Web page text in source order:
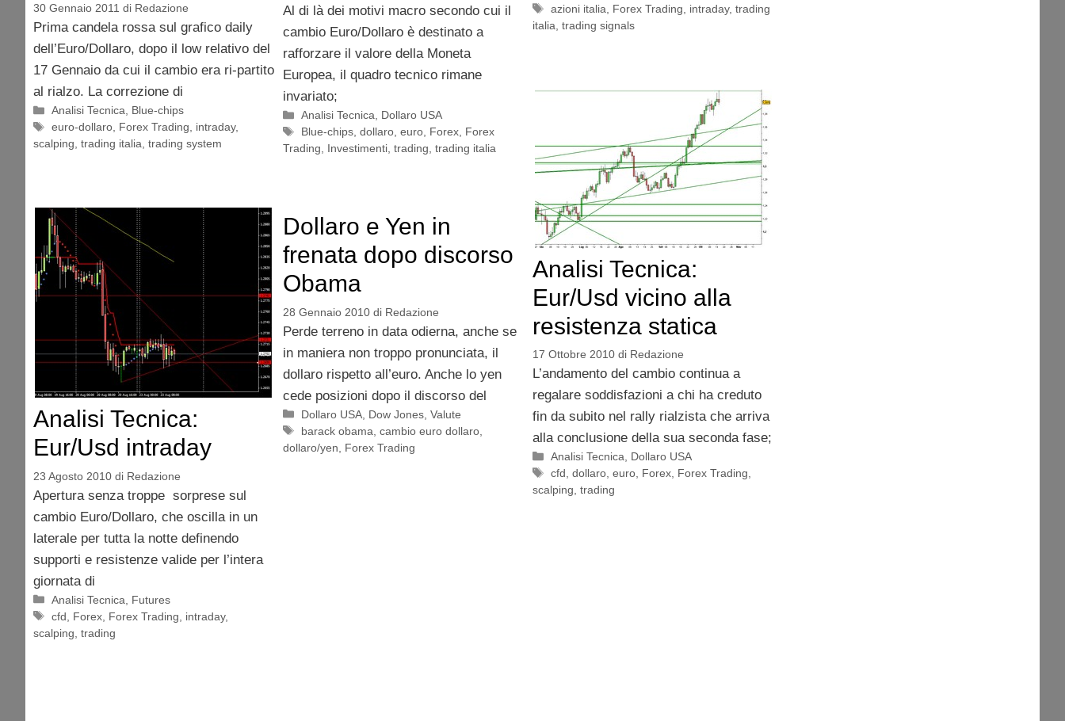
Tag
azioni italia Forex Trading intraday,trading
italia trading signals
30 Gennaio 2011 di Redazione
Prima candela rossa sul grafico daily
dell’Euro/Dollaro, dopo il low relativo del
17 Gennaio da cui il cambio era ri-partito
al rialzo. La correzione di
Categorie
Analisi Tecnica, Blue-chips
Tag
euro-dollaro, Forex Trading, intraday,
scalping, trading italia, trading system
Al di là dei motivi macro secondo cui il
cambio Euro/Dollaro è destinato a
rafforzare il valore della Moneta
Europea, il quadro tecnico rimane
invariato;
Categorie
Analisi Tecnica, Dollaro USA
Tag
Blue-chips,dollaro,euro, Forex, Forex
Trading, Investimenti, trading, trading italia
Analisi Tecnica:
Eur/Usd vicino alla
resistenza statica
17 Ottobre 2010 di Redazione
L’andamento del cambio continua a
regalare soddisfazioni a chi ha creduto
fin da subito nel rally rialzista che arriva
alla conclusione della sua seconda fase;
Categorie
Analisi Tecnica
Dollaro USA
Tag
cfd ,dollaro ,euro Forex Forex Trading
scalping trading
Analisi Tecnica:
Eur/Usd intraday
23 Agosto 2010 di Redazione
Apertura senza troppe sorprese sul
cambio Euro/Dollaro, che oscilla in un
laterale per tutta la notte definendo
supporti e resistenze valide per l’intera
giornata di
Categorie
Analisi Tecnica
Futures
Tag
cfd Forex Forex Trading intraday,
scalping trading
Dollaro e Yen in
frenata dopo discorso
Obama
28 Gennaio 2010 di Redazione
Perde terreno in data odierna, anche se
in maniera non troppo pronunciata, il
dollaro rispetto all’euro. Anche lo yen
cede posizioni dopo il discorso del
Categorie
Dollaro USA Dow Jones ,Valute
Tag
barack obama ,cambio euro dollaro
dollaro/yen
Forex Trading